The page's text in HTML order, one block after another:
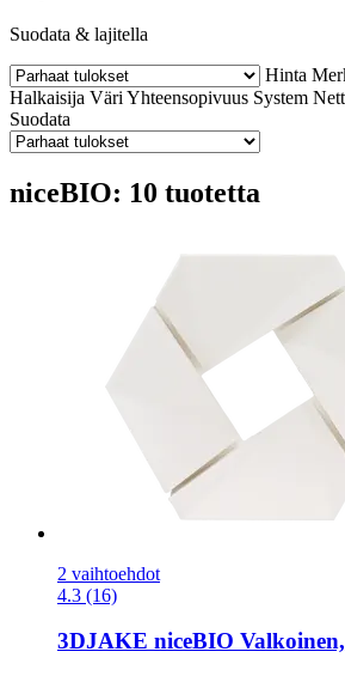
Suodata & lajitella
Hinta
Halkaisija Väri Yhteensopivuus System
Suodata
niceBIO: 10 tuotetta
2 vaihtoehdot
4.3 (16)
3DJAKE niceBIO